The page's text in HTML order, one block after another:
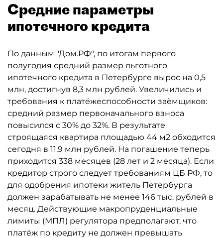
Средние параметры
ипотечного кредита
По данным "Дом.РФ", по итогам первого
полугодия средний размер льготного
ипотечного кредита в Петербурге вырос на 0,5
млн, достигнув 8,3 млн рублей. Увеличились и
требования к платёжеспособности заёмщиков:
средний размер первоначального взноса
повысился с 30% до 32%. В результате
строящаяся квартира площадью 44 м2 обходится
сегодня в 11,9 млн рублей. На погашение теперь
приходится 338 месяцев (28 лет и 2 месяца). Если
кредитор строго следует требованиям ЦБ РФ, то
для одобрения ипотеки житель Петербурга
должен зарабатывать не менее 146 тыс. рублей в
месяц. Действующие макропруденциальные
лимиты (МПЛ) регулятора предполагают, что
платёж по кредиту не должен превышать